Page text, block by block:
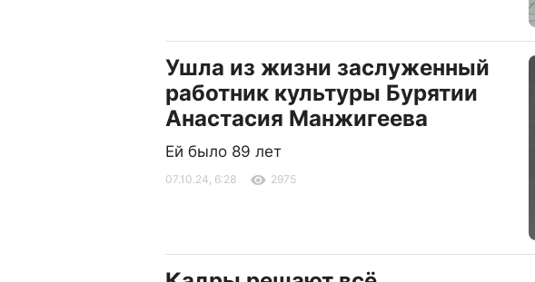
Ушла из жизни заслуженный
работник культуры Бурятии
Анастасия Манжигеева
Ей было 89 лет
07.10.24, 6:28 2975